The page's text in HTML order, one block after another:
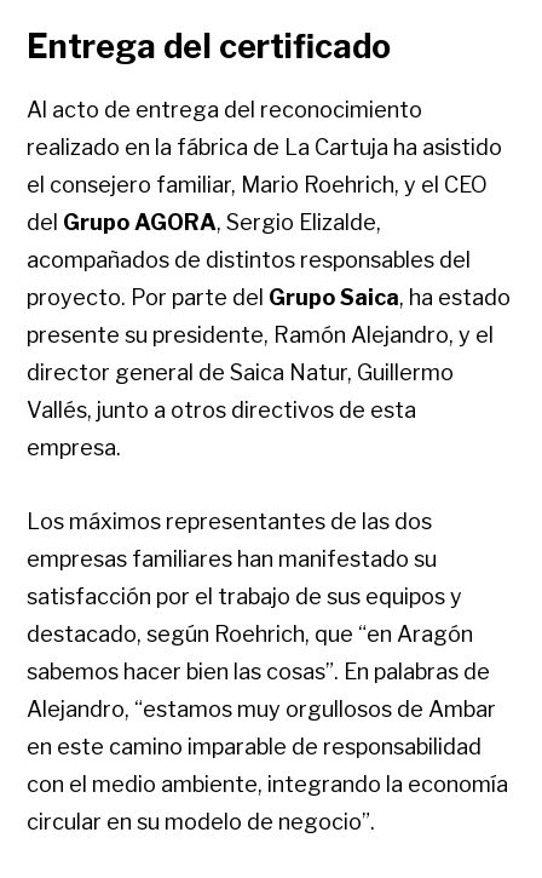
Entrega del certificado
Al acto de entrega del reconocimiento
realizado en la fábrica de La Cartuja ha asistido
el consejero familiar, Mario Roehrich, y el CEO
del Grupo AGORA, Sergio Elizalde,
acompañados de distintos responsables del
proyecto. Por parte del Grupo Saica, ha estado
presente su presidente, Ramón Alejandro, y el
director general de Saica Natur, Guillermo
Vallés, junto a otros directivos de esta
empresa.
Los máximos representantes de las dos
empresas familiares han manifestado su
satisfacción por el trabajo de sus equipos y
destacado, según Roehrich, que “en Aragón
sabemos hacer bien las cosas”. En palabras de
Alejandro, “estamos muy orgullosos de Ambar
en este camino imparable de responsabilidad
con el medio ambiente, integrando la economía
circular en su modelo de negocio”.